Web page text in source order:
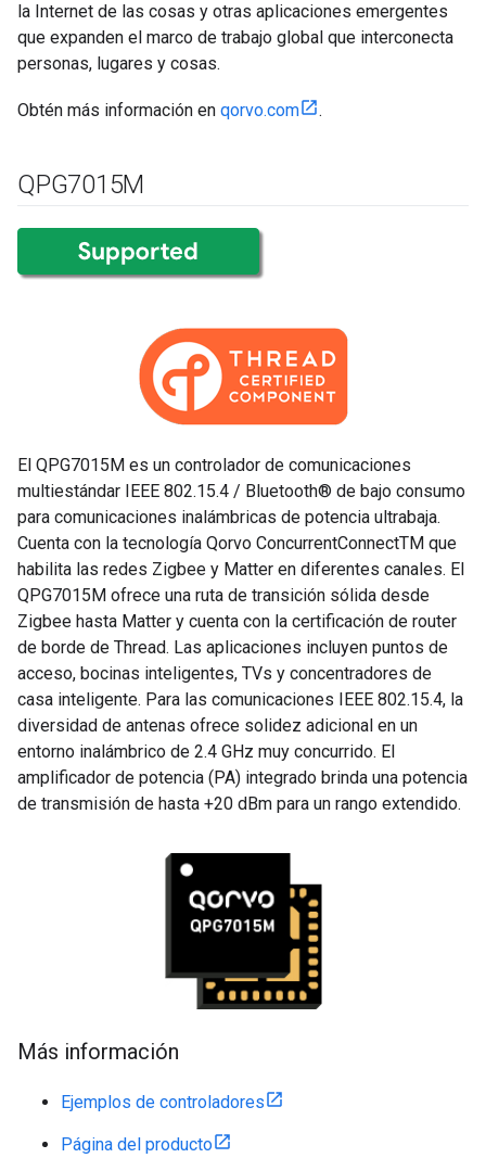
la Internet de las cosas y otras aplicaciones emergentes
que expanden el marco de trabajo global que interconecta
personas, lugares y cosas.
Obtén más información en qorvo.com .
QPG7015M
El QPG7015M es un controlador de comunicaciones
multiestándar IEEE 802.15.4 / Bluetooth® de bajo consumo
para comunicaciones inalámbricas de potencia ultrabaja.
Cuenta con la tecnología Qorvo ConcurrentConnectTM que
habilita las redes Zigbee y Matter en diferentes canales. El
QPG7015M ofrece una ruta de transición sólida desde
Zigbee hasta Matter y cuenta con la certificación de router
de borde de Thread. Las aplicaciones incluyen puntos de
acceso, bocinas inteligentes, TVs y concentradores de
casa inteligente. Para las comunicaciones IEEE 802.15.4, la
diversidad de antenas ofrece solidez adicional en un
entorno inalámbrico de 2.4 GHz muy concurrido. El
amplificador de potencia (PA) integrado brinda una potencia
de transmisión de hasta +20 dBm para un rango extendido.
Más información
Ejemplos de controladores
Página del producto